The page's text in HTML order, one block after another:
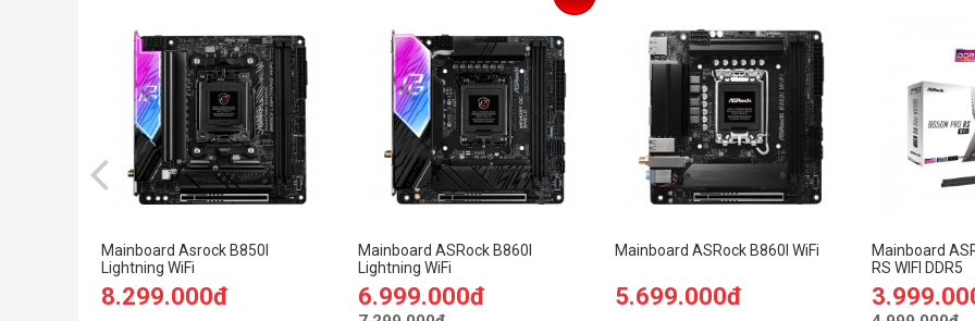
Mainboard Asrock B850I
Lightning WiFi
8.299.000đ
Mainboard ASRock B860I
Lightning WiFi
6.999.000đ
Mainboard ASRock B860I WiFi
5.699.000đ
Mainboard
RS WIFI DDR5